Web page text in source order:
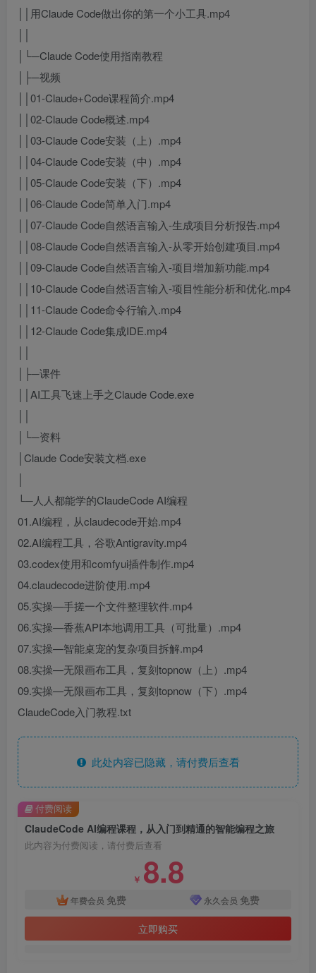
││用Claude Code做出你的第一个小工具.mp4
│└─Claude Code使用指南教程
│├─视频
││01-Claude+Code课程简介.mp4
││02-Claude Code概述.mp4
││03-Claude Code安装（上）.mp4
││04-Claude Code安装（中）.mp4
││05-Claude Code安装（下）.mp4
││06-Claude Code简单入门.mp4
││07-Claude Code自然语言输入-生成项目分析报告.mp4
││08-Claude Code自然语言输入-从零开始创建项目.mp4
││09-Claude Code自然语言输入-项目增加新功能.mp4
││10-Claude Code自然语言输入-项目性能分析和优化.mp4
││11-Claude Code命令行输入.mp4
││12-Claude Code集成IDE.mp4
│├─课件
││AI工具飞速上手之Claude Code.exe
│└─资料
│Claude Code安装文档.exe
└─人人都能学的ClaudeCode AI编程
01.AI编程，从claudecode开始.mp4
02.AI编程工具，谷歌Antigravity.mp4
03.codex使用和comfyui插件制作.mp4
04.claudecode进阶使用.mp4
05.实操—手搓一个文件整理软件.mp4
06.实操—香蕉API本地调用工具（可批量）.mp4
07.实操—智能桌宠的复杂项目拆解.mp4
08.实操—无限画布工具，复刻topnow（上）.mp4
09.实操—无限画布工具，复刻topnow（下）.mp4
ClaudeCode入门教程.txt
此处内容已隐藏，请付费后查看
ClaudeCode AI编程课程，从入门到精通的智能编程之旅
此内容为付费阅读，请付费后查看
￥ 8.8
年费会员 免费 永久会员 免费
立即购买
付费阅读